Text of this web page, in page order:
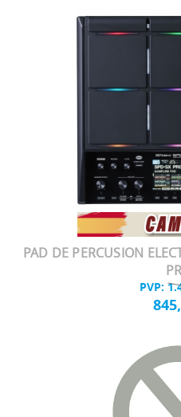
PAD DE PERCUSION
PVP: